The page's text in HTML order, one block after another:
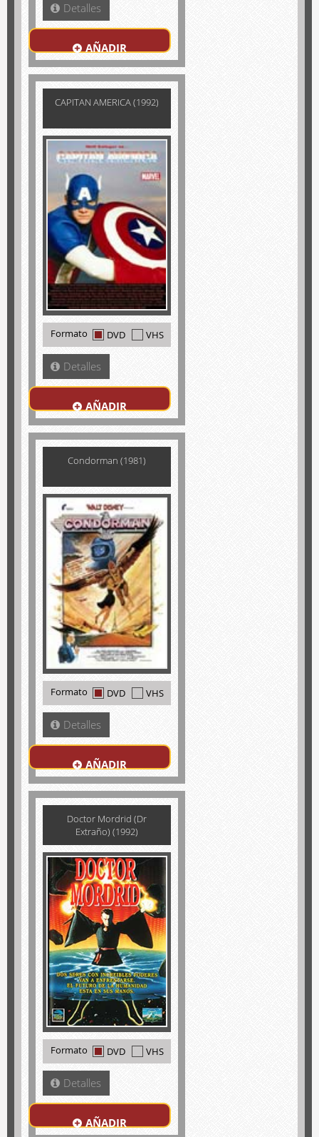
Detalles
AÑADIR
CAPITAN AMERICA (1992)
Formato DVD VHS
Detalles
AÑADIR
Condorman (1981)
Formato DVD VHS
Detalles
AÑADIR
Doctor Mordrid (Dr
Extraño) (1992)
Formato DVD VHS
Detalles
AÑADIR